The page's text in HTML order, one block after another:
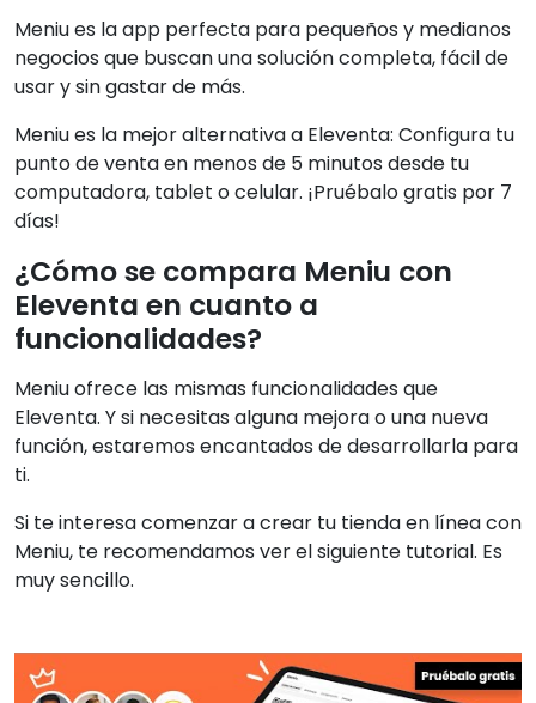
Meniu es la app perfecta para pequeños y medianos
negocios que buscan una solución completa, fácil de
usar y sin gastar de más.
Meniu es la mejor alternativa a Eleventa: Configura tu
punto de venta en menos de 5 minutos desde tu
computadora, tablet o celular. ¡Pruébalo gratis por 7
días!
¿Cómo se compara Meniu con
Eleventa en cuanto a
funcionalidades?
Meniu ofrece las mismas funcionalidades que
Eleventa. Y si necesitas alguna mejora o una nueva
función, estaremos encantados de desarrollarla para
ti.
Si te interesa comenzar a crear tu tienda en línea con
Meniu, te recomendamos ver el siguiente tutorial. Es
muy sencillo.